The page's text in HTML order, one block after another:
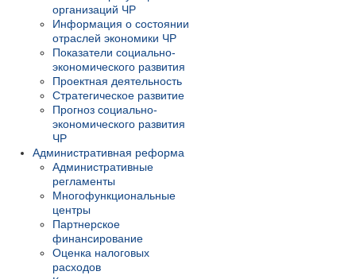
организаций ЧР
Информация о состоянии
отраслей экономики ЧР
Показатели социально-
экономического развития
Проектная деятельность
Стратегическое развитие
Прогноз социально-
экономического развития
ЧР
Административная реформа
Административные
регламенты
Многофункциональные
центры
Партнерское
финансирование
Оценка налоговых
расходов